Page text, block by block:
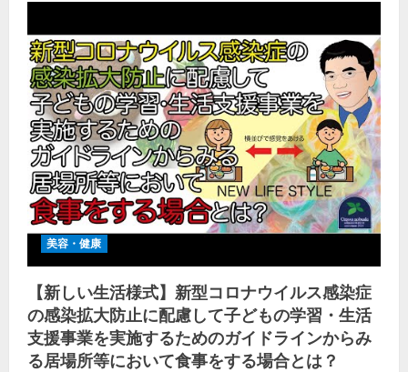
美容・健康
【新しい生活様式】新型コロナウイルス感染症
の感染拡大防止に配慮して子どもの学習・生活
支援事業を実施するためのガイドラインからみ
る居場所等において食事をする場合とは？